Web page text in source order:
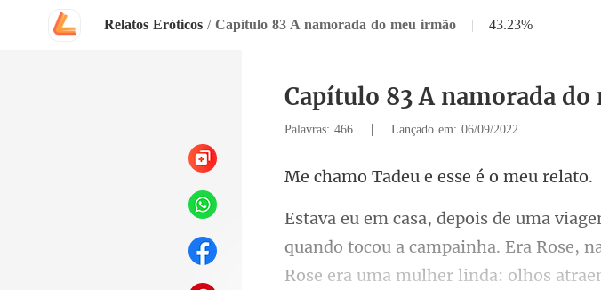
Relatos Eróticos / Capítulo 83 A namorada do meu irmão | 43.23%
Capítulo 83 A namorada
Palavras: 466 | Lançado em: 06/09/2022
eu e esse é
se,
Rose era uma mulher linda: olhos